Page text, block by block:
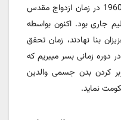
براستی اشکهای شادی خدا در سال 1960 در زمان ازدواج مقدس
جاری بود. اکنون بواسطه
بنا نهادند، زمان تحقق
دوره زمانی بسر میبریم که
کردن بدن جسمی والدین
نماید.